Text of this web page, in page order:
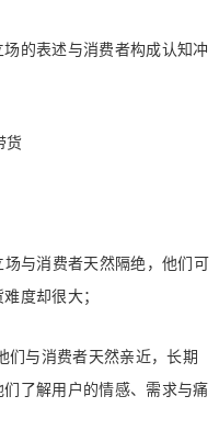
的表述与消费者构成认知冲
与消费者天然隔绝，他们可
度却很大；
们与消费者天然亲近，长期
了解用户的情感、需求与痛